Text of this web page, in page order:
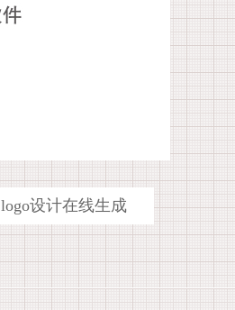
logo设计在线生成